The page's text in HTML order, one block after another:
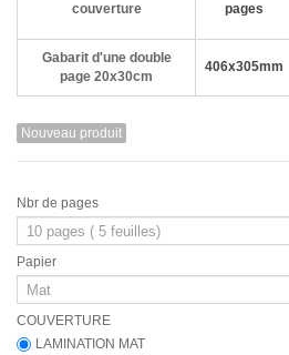
couverture
pages
Gabarit d'une double
page 20x30cm
406x305mm
Nouveau produit
Nbr de pages
Papier
COUVERTURE
LAMINATION MAT